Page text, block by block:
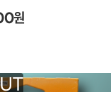
원